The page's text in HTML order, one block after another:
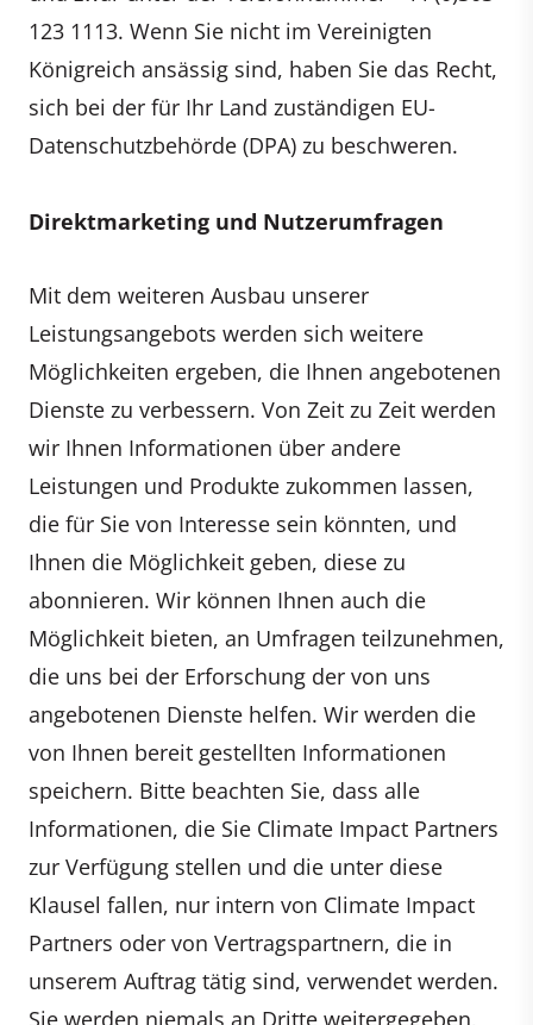
123 1113. Wenn Sie nicht im Vereinigten
Königreich ansässig sind, haben Sie das Recht,
sich bei der für Ihr Land zuständigen EU-
Datenschutzbehörde (DPA) zu beschweren.
Direktmarketing und Nutzerumfragen
Mit dem weiteren Ausbau unserer
Leistungsangebots werden sich weitere
Möglichkeiten ergeben, die Ihnen angebotenen
Dienste zu verbessern. Von Zeit zu Zeit werden
wir Ihnen Informationen über andere
Leistungen und Produkte zukommen lassen,
die für Sie von Interesse sein könnten, und
Ihnen die Möglichkeit geben, diese zu
abonnieren. Wir können Ihnen auch die
Möglichkeit bieten, an Umfragen teilzunehmen,
die uns bei der Erforschung der von uns
angebotenen Dienste helfen. Wir werden die
von Ihnen bereit gestellten Informationen
speichern. Bitte beachten Sie, dass alle
Informationen, die Sie Climate Impact Partners
zur Verfügung stellen und die unter diese
Klausel fallen, nur intern von Climate Impact
Partners oder von Vertragspartnern, die in
unserem Auftrag tätig sind, verwendet werden.
Sie werden niemals an Dritte weitergegeben,